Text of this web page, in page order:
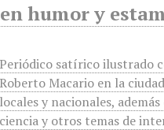
humor y
Periódico satírico ilustrado
Roberto Macario en la
locales y nacionales,
ciencia y otros temas de